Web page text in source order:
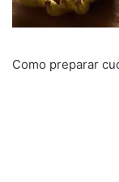
Como preparar